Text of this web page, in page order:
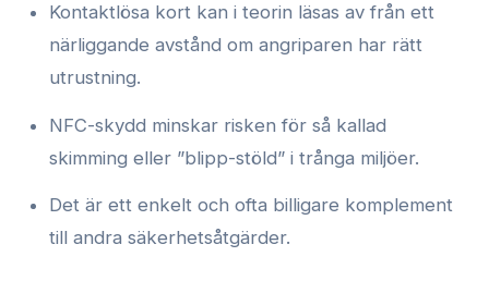
Kontaktlösa kort kan i teorin läsas av från ett
närliggande avstånd om angriparen har rätt
utrustning.
NFC-skydd minskar risken för så kallad
skimming eller ”blipp-stöld” i trånga miljöer.
Det är ett enkelt och ofta billigare komplement
till andra säkerhetsåtgärder.